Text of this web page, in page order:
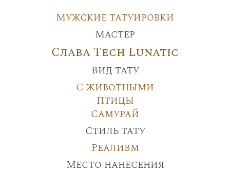
Мужские татуировки
Мастер
Слава Tech Lunatic
Вид тату
С животными
Птицы
Самурай
Стиль тату
Реализм
Место нанесения